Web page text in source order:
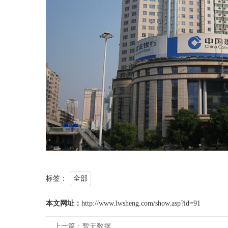
标签： 全部
本文网址： http://www.lwsheng.com/show.asp?id=91
上一篇： 暂无数据